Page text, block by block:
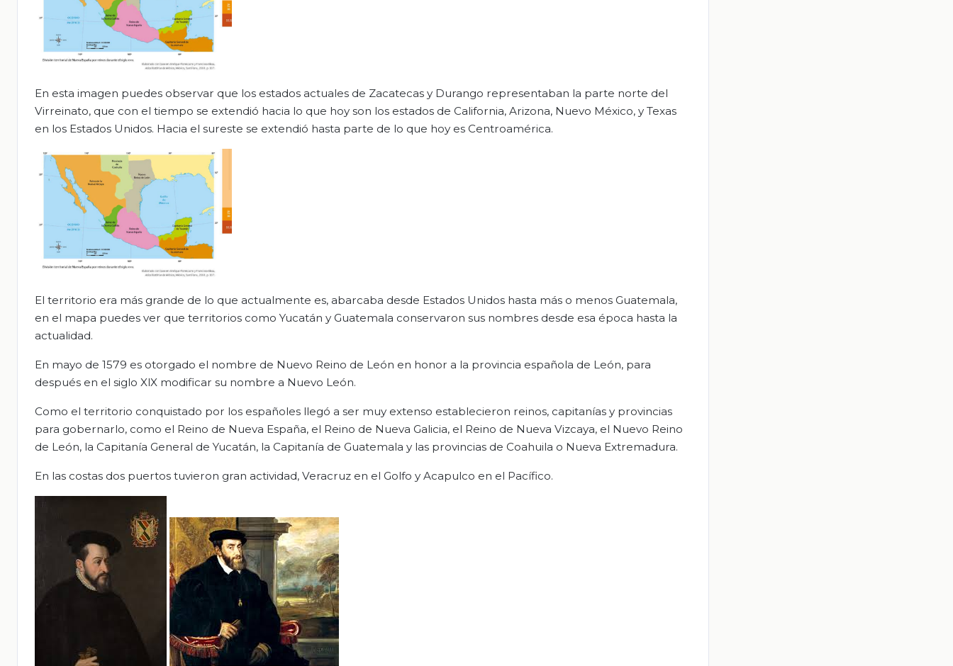
En esta imagen puedes observar que los estados actuales de Zacatecas y Durango representaban la parte norte del
Virreinato, que con el tiempo se extendió hacia lo que hoy son los estados de California, Arizona, Nuevo México, y Texas
en los Estados Unidos. Hacia el sureste se extendió hasta parte de lo que hoy es Centroamérica.
El territorio era más grande de lo que actualmente es, abarcaba desde Estados Unidos hasta más o menos Guatemala,
en el mapa puedes ver que territorios como Yucatán y Guatemala conservaron sus nombres desde esa época hasta la
actualidad.
En mayo de 1579 es otorgado el nombre de Nuevo Reino de León en honor a la provincia española de León, para
después en el siglo XlX modificar su nombre a Nuevo León.
Como el territorio conquistado por los españoles llegó a ser muy extenso establecieron reinos, capitanías y provincias
para gobernarlo, como el Reino de Nueva España, el Reino de Nueva Galicia, el Reino de Nueva Vizcaya, el Nuevo Reino
de León, la Capitanía General de Yucatán, la Capitanía de Guatemala y las provincias de Coahuila o Nueva Extremadura.
En las costas dos puertos tuvieron gran actividad, Veracruz en el Golfo y Acapulco en el Pacífico.